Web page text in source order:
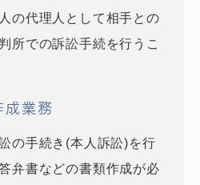
の代理人として相手との
所での訴訟手続を行うこ
成業務
の手続き(本人訴訟)を行
弁書などの書類作成が必